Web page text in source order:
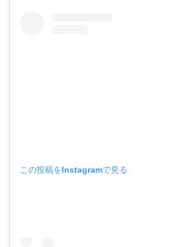
この投稿をInstagramで見る